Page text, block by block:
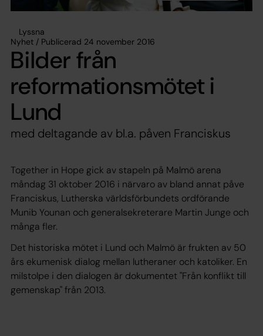
Lyssna
Nyhet / Publicerad 24 november 2016
Bilder från
reformationsmötet i
Lund
med deltagande av bl.a. påven Franciskus
Together in Hope gick av stapeln på Malmö arena
måndag 31 oktober 2016 i närvaro av bland annat påve
Franciskus, Lutherska världsförbundets ordförande
Munib Younan och generalsekreterare Martin Junge och
många fler.
Det historiska mötet i Lund och Malmö är frukten av 50
års ekumenisk dialog mellan lutheraner och katoliker. En
milstolpe i den dialogen är dokumentet "Från konflikt till
gemenskap" från 2013.